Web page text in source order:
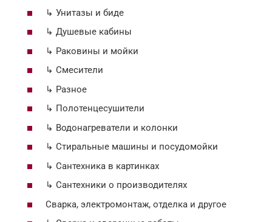
↳ Унитазы и биде
↳ Душевые кабины
↳ Раковины и мойки
↳ Смесители
↳ Разное
↳ Полотенцесушители
↳ Водонагреватели и колонки
↳ Стиральные машины и посудомойки
↳ Сантехника в картинках
↳ Cантехники о производителях
Сварка, электромонтаж, отделка и другое